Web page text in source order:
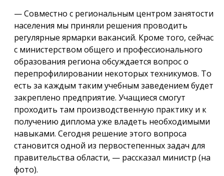
— Совместно с региональным центром занятости
населения мы приняли решения проводить
регулярные ярмарки вакансий. Кроме того, сейчас
с министерством общего и профессионального
образования региона обсуждается вопрос о
перепрофилировании некоторых техникумов. То
есть за каждым таким учебным заведением будет
закреплено предприятие. Учащиеся смогут
проходить там производственную практику и к
получению диплома уже владеть необходимыми
навыками. Сегодня решение этого вопроса
становится одной из первостепенных задач для
правительства области, — рассказал министр (на
фото).